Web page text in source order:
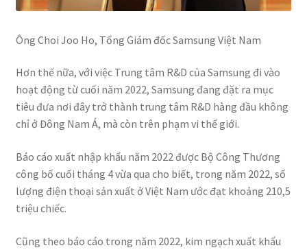
Ông Choi Joo Ho, Tổng Giám đốc Samsung Việt Nam
Hơn thế nữa, với việc Trung tâm R&D của Samsung đi vào
hoạt động từ cuối năm 2022, Samsung đang đặt ra mục
tiêu đưa nơi đây trở thành trung tâm R&D hàng đầu không
chỉ ở Đông Nam Á, mà còn trên phạm vi thế giới.
Báo cáo xuất nhập khẩu năm 2022 được Bộ Công Thương
công bố cuối tháng 4 vừa qua cho biết, trong năm 2022, số
lượng điện thoại sản xuất ở Việt Nam ước đạt khoảng 210,5
triệu chiếc.
Cũng theo báo cáo trong năm 2022, kim ngạch xuất khẩu